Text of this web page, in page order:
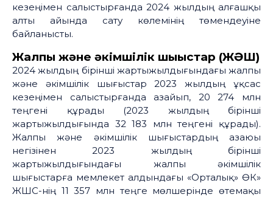
кезеңімен салыстырғанда 2024 жылдың алғашқы
алты айында сату көлемінің төмендеуіне
байланысты.
Жалпы және әкімшілік шығыстар (ЖӘШ)
2024 жылдың бірінші жартыжылдығындағы жалпы
және әкімшілік шығыстар 2023 жылдың ұқсас
кезеңімен салыстырғанда азайып, 20 274 млн
теңгені құрады (2023 жылдың бірінші
жартыжылдығында 32 183 млн теңгені құрады).
Жалпы және әкімшілік шығыстардың азаюы
негізінен 2023 жылдың бірінші
жартыжылдығындағы жалпы әкімшілік
шығыстарға мемлекет алдындағы «Орталық» ӨК»
ЖШС-нің 11 357 млн теңге мөлшерінде өтемақы